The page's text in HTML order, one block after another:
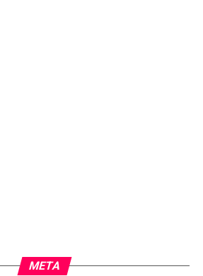
META